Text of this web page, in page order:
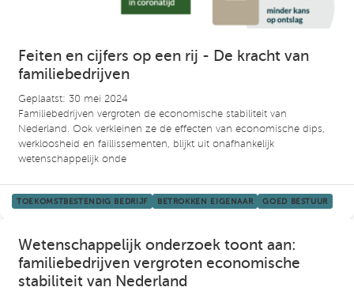
Feiten en cijfers op een rij - De kracht van
familiebedrijven
Geplaatst: 30 mei 2024
Familiebedrijven vergroten de economische stabiliteit van
Nederland. Ook verkleinen ze de effecten van economische dips,
werkloosheid en faillissementen, blijkt uit onafhankelijk
wetenschappelijk onde
TOEKOMSTBESTENDIG BEDRIJF BETROKKEN EIGENAAR GOED BESTUUR
Wetenschappelijk onderzoek toont aan:
familiebedrijven vergroten economische
stabiliteit van Nederland